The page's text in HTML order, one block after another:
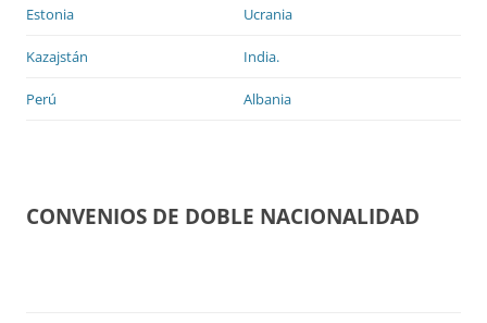
Estonia Ucrania
Kazajstán India.
Perú Albania
CONVENIOS DE DOBLE NACIONALIDAD